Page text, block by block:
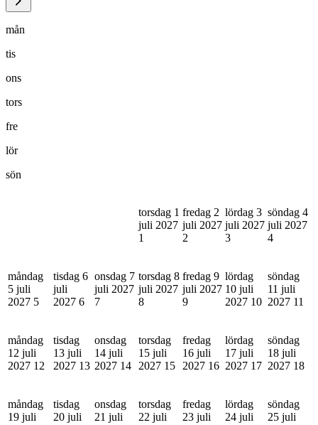
mån
tis
ons
tors
fre
lör
sön
torsdag 1
juli 2027
1
fredag 2
juli 2027
2
lördag 3
juli 2027
3
söndag 4
juli 2027
4
måndag
5 juli
2027 5
tisdag 6
juli
2027 6
onsdag 7
juli 2027
7
torsdag 8
juli 2027
8
fredag 9
juli 2027
9
lördag
10 juli
2027 10
söndag
11 juli
2027 11
måndag
12 juli
2027 12
tisdag
13 juli
2027 13
onsdag
14 juli
2027 14
torsdag
15 juli
2027 15
fredag
16 juli
2027 16
lördag
17 juli
2027 17
söndag
18 juli
2027 18
måndag
19 juli
tisdag
20 juli
onsdag
21 juli
torsdag
22 juli
fredag
23 juli
lördag
24 juli
söndag
25 juli